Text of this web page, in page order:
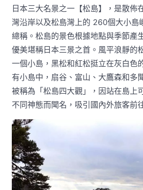
日本三大名景之一【松島】，是散佈
灣沿岸以及松島灣上的 260個大小島
總稱。松島的景色根據地點與季節產
優美堪稱日本三景之首。風平浪靜的
一個小島，黑松和紅松挺立在灰白色
有小島中，扇谷、富山、大鷹森和多
被稱為「松島四大觀」，因站在島上
不同神態而聞名，吸引國內外旅客前